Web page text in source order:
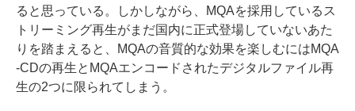
ると思っている。しかしながら、MQAを採用しているス
トリーミング再生がまだ国内に正式登場していないあた
りを踏まえると、MQAの音質的な効果を楽しむにはMQA
-CDの再生とMQAエンコードされたデジタルファイル再
生の2つに限られてしまう。